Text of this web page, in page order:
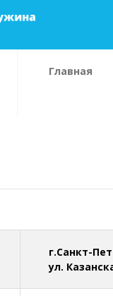
Главная
г.Cанкт-
ул.